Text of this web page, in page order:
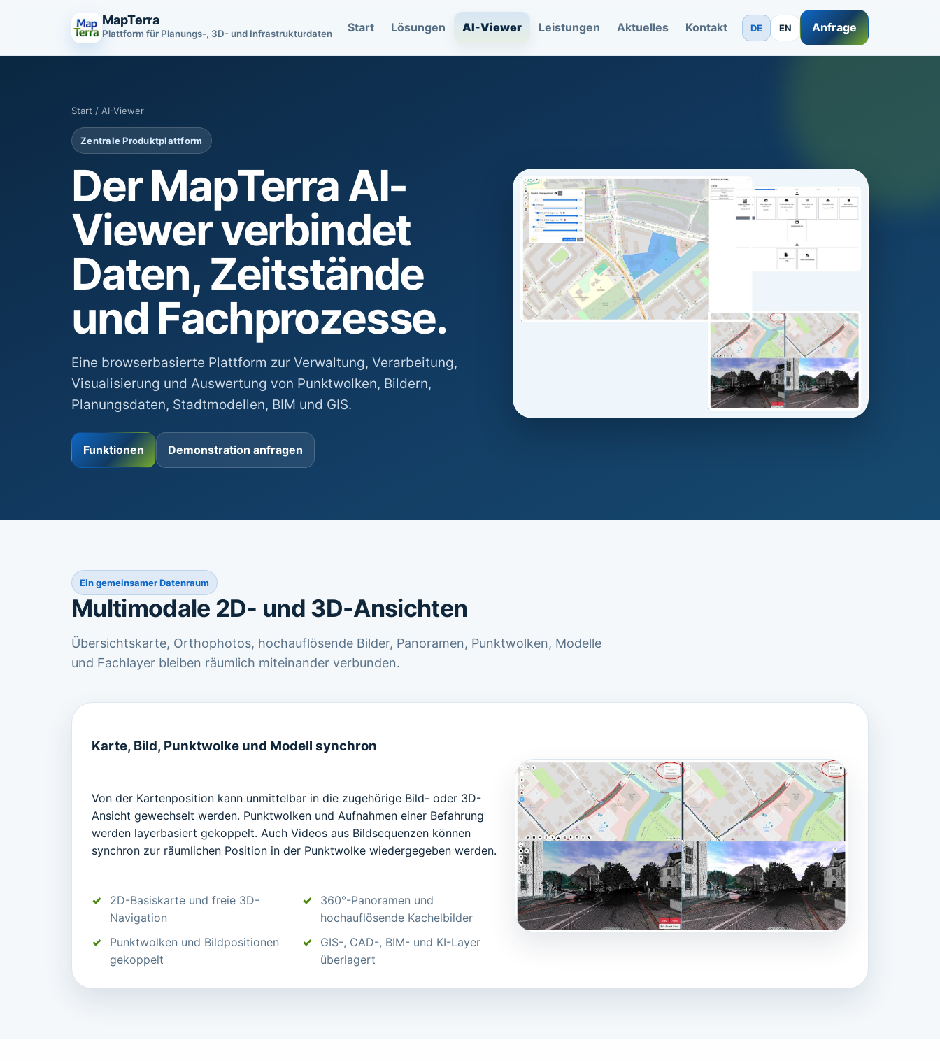
MapTerra
Plattform für Planungs-, 3D- und Infrastrukturdaten Start Lösungen AI-Viewer Leistungen Aktuelles Kontakt DE EN Anfrage
Start / AI-Viewer
Zentrale Produktplattform
Der MapTerra AI-
Viewer verbindet
Daten, Zeitstände
und Fachprozesse.
Eine browserbasierte Plattform zur Verwaltung, Verarbeitung,
Visualisierung und Auswertung von Punktwolken, Bildern,
Planungsdaten, Stadtmodellen, BIM und GIS.
Funktionen Demonstration anfragen
Ein gemeinsamer Datenraum
Multimodale 2D- und 3D-Ansichten
Übersichtskarte, Orthophotos, hochauflösende Bilder, Panoramen, Punktwolken, Modelle
und Fachlayer bleiben räumlich miteinander verbunden.
Karte, Bild, Punktwolke und Modell synchron
Von der Kartenposition kann unmittelbar in die zugehörige Bild- oder 3D-
Ansicht gewechselt werden. Punktwolken und Aufnahmen einer Befahrung
werden layerbasiert gekoppelt. Auch Videos aus Bildsequenzen können
synchron zur räumlichen Position in der Punktwolke wiedergegeben werden.
2D-Basiskarte und freie 3D-
Navigation
360°-Panoramen und
hochauflösende Kachelbilder
Punktwolken und Bildpositionen
gekoppelt
GIS-, CAD-, BIM- und KI-Layer
überlagert